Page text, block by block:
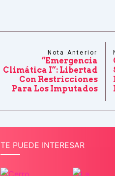
Nota Anterior
“Emergencia
Climática I”: Libertad
Con Restricciones
Para Los Imputados
TE PUEDE INTERESAR